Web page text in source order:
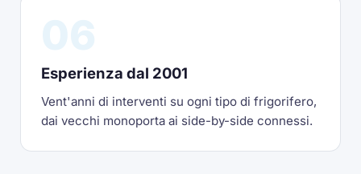
Esperienza dal 2001
Vent'anni di interventi su ogni tipo di frigorifero,
dai vecchi monoporta ai side-by-side connessi.